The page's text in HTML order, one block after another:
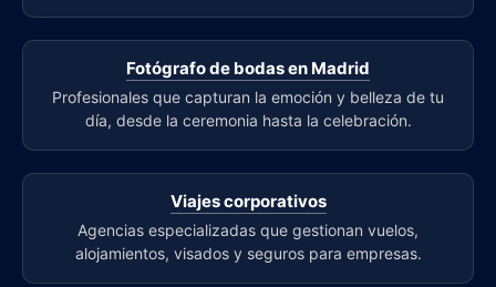
Fotógrafo de bodas en Madrid
Profesionales que capturan la emoción y belleza de tu
día, desde la ceremonia hasta la celebración.
Viajes corporativos
Agencias especializadas que gestionan vuelos,
alojamientos, visados y seguros para empresas.